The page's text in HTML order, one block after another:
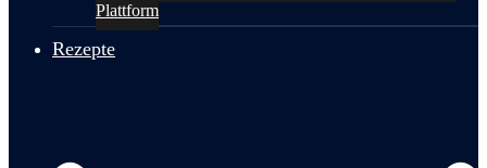
Plattform
Rezepte